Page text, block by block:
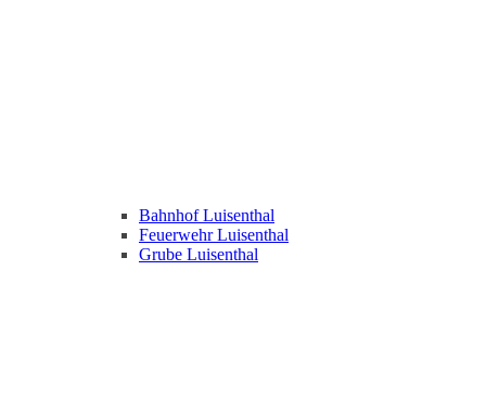
Bahnhof Luisenthal
Feuerwehr Luisenthal
Grube Luisenthal